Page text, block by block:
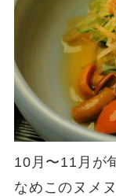
10月〜11月が
なめこのヌメ